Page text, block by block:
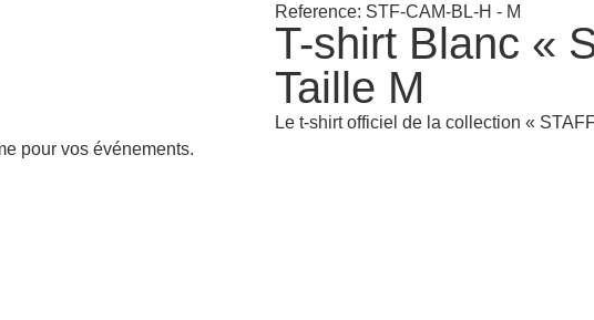
Reference: STF-CAM-BL-H - M
T-shirt Blanc «
Taille M
Le t-shirt officiel de la collection «
pour vos événements.